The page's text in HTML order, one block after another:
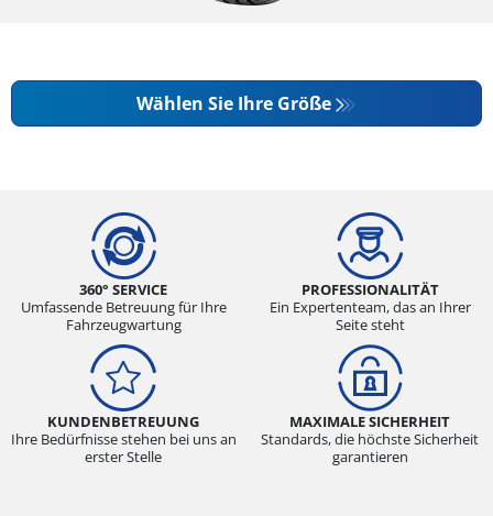
Wählen Sie Ihre Größe
360° SERVICE
Umfassende Betreuung für Ihre
Fahrzeugwartung
PROFESSIONALITÄT
Ein Expertenteam, das an Ihrer
Seite steht
KUNDENBETREUUNG
Ihre Bedürfnisse stehen bei uns an
erster Stelle
MAXIMALE SICHERHEIT
Standards, die höchste Sicherheit
garantieren